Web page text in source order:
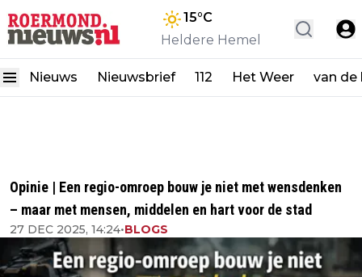
15°C
Heldere Hemel
Nieuws Nieuwsbrief 112 Het Weer van de
Opinie | Een regio-omroep bouw je niet met wensdenken
– maar met mensen, middelen en hart voor de stad
27 DEC 2025, 14:24•BLOGS